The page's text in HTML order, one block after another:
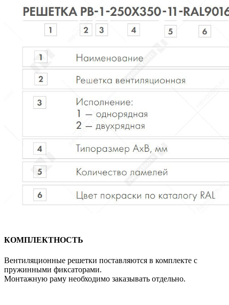
КОМПЛЕКТНОСТЬ
Вентиляционные решетки поставляются в комплекте с
пружинными фиксаторами.
Монтажную раму необходимо заказывать отдельно.